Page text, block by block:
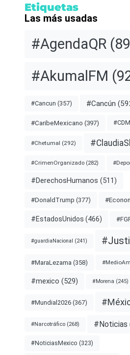
Etiquetas
Las más usadas
#AgendaQR
#AkumalFM
#Cancun (357) #Cancún
#CaribeMexicano (397)
#Chetumal (292)
#CrimenOrganizado (282)
#DerechosHumanos (511)
#DonaldTrump (377)
#EstadosUnidos (466)
#guardiaNacional (241)
#MaraLezama (358)
#mexico (529) #Morena (245)
#Mundial2026 (367)
#Narcotráfico (268) #Noticias
#NoticiasMexico (323)